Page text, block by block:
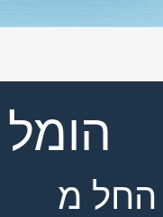
הומל
החל מ